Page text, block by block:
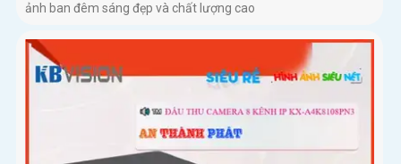
ảnh ban đêm sáng đẹp và chất lượng cao